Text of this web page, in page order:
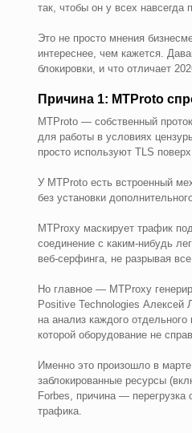
так, чтобы он у всех навсегда
Это не просто мнения
интереснее, чем кажется.
блокировки, и что отличает
Причина 1: MTProto
MTProto — собственный
для работы в условиях
просто используют TLS поверх
У MTProto есть встроенный
без установки
MTProxy маскирует трафик
соединение с каким-нибудь
веб-серфинга, не разрывая
Но главное — MTProxy
Positive Technologies Алексей
на анализ каждого
которой оборудование не
Именно это произошло в
заблокированные ресурсы
Forbes, причина — перегрузка
трафика.